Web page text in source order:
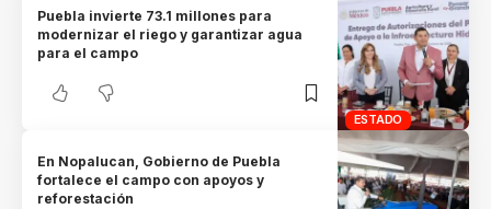
ESTADO
Puebla invierte 73.1 millones para
modernizar el riego y garantizar agua
para el campo
En Nopalucan, Gobierno de Puebla
fortalece el campo con apoyos y
reforestación